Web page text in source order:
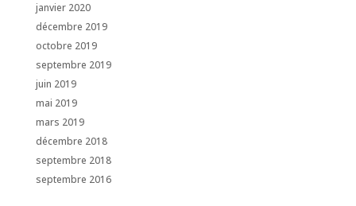
janvier 2020
décembre 2019
octobre 2019
septembre 2019
juin 2019
mai 2019
mars 2019
décembre 2018
septembre 2018
septembre 2016